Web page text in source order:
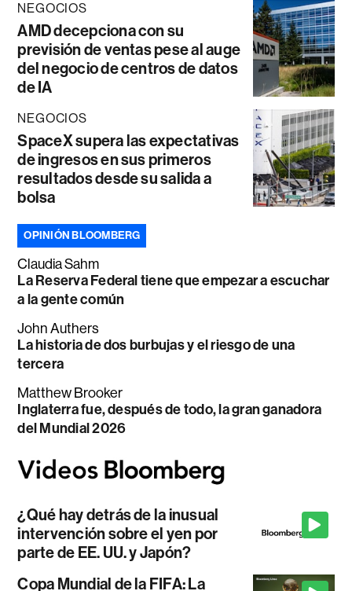
NEGOCIOS
AMD decepciona con su
previsión de ventas pese al auge
del negocio de centros de datos
de IA
NEGOCIOS
SpaceX supera las expectativas
de ingresos en sus primeros
resultados desde su salida a
bolsa
OPINIÓN BLOOMBERG
Claudia Sahm
La Reserva Federal tiene que empezar a escuchar
a la gente común
John Authers
La historia de dos burbujas y el riesgo de una
tercera
Matthew Brooker
Inglaterra fue, después de todo, la gran ganadora
del Mundial 2026
¿Qué hay detrás de la inusual
intervención sobre el yen por
parte de EE. UU. y Japón?
Copa Mundial de la FIFA: La